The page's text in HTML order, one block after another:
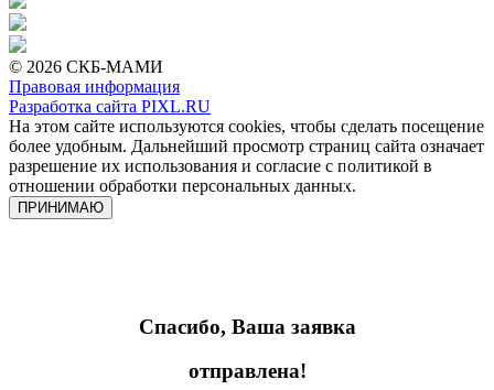
© 2026 СКБ-МАМИ
Правовая информация
Разработка сайта PIXL.RU
На этом сайте используются cookies, чтобы сделать посещение
более удобным. Дальнейший просмотр страниц сайта означает
разрешение их использования и согласие с политикой в
отношении обработки персональных данных.
ПРИНИМАЮ
Спасибо, Ваша заявка
отправлена!